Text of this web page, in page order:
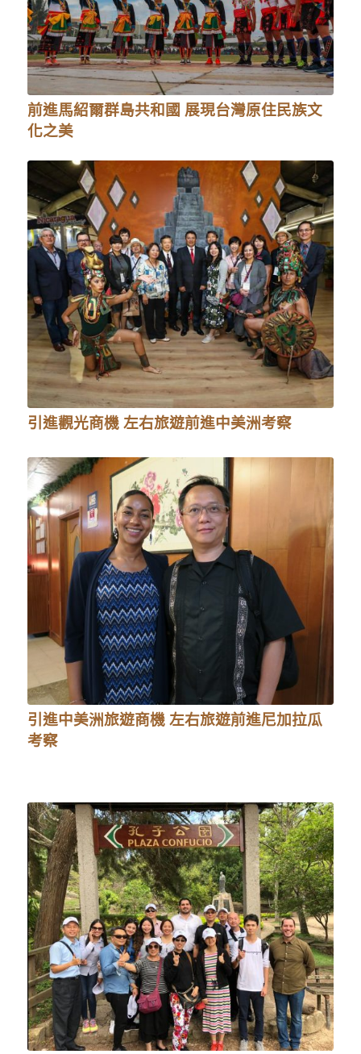
前進馬紹爾群島共和國 展現台灣原住民族文
化之美
引進觀光商機 左右旅遊前進中美洲考察
引進中美洲旅遊商機 左右旅遊前進尼加拉瓜
考察